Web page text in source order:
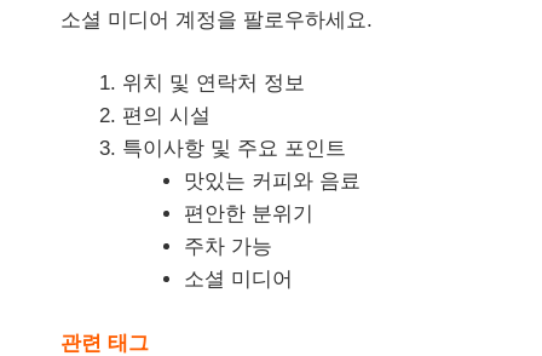
소셜 미디어 계정을 팔로우하세요.
위치 및 연락처 정보
편의 시설
특이사항 및 주요 포인트
맛있는 커피와 음료
편안한 분위기
주차 가능
소셜 미디어
관련 태그